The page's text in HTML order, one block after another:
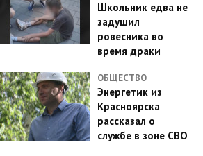
Школьник едва не
задушил
ровесника во
время драки
ОБЩЕСТВО
Энергетик из
Красноярска
рассказал о
службе в зоне СВО